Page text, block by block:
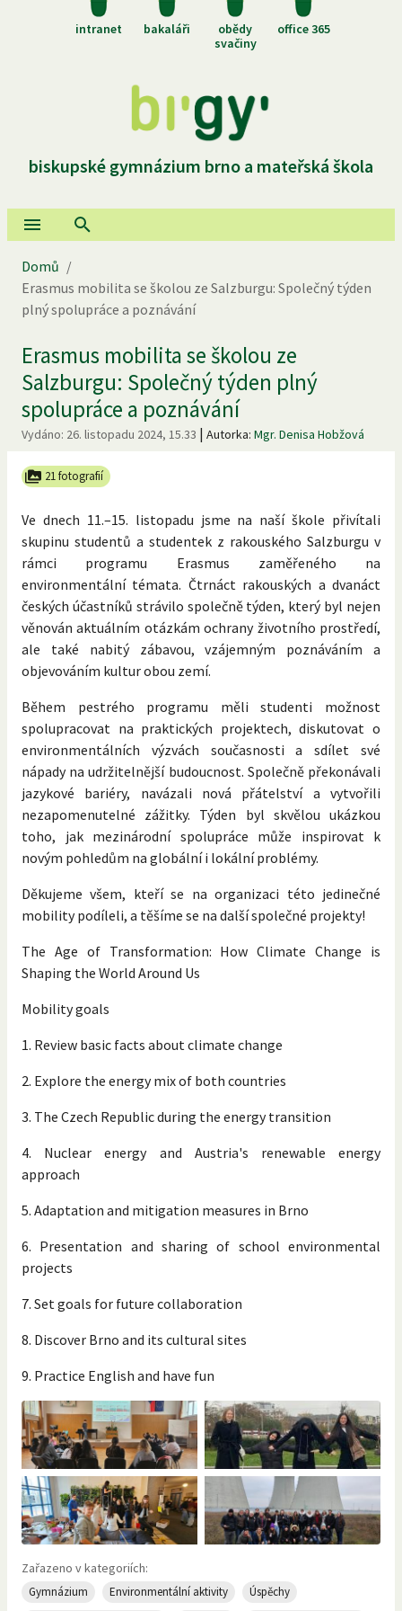
intranet bakaláři
obědy
svačiny
office 365
biskupské gymnázium brno a mateřská škola
Domů /
Erasmus mobilita se školou ze Salzburgu: Společný týden
plný spolupráce a poznávání
Erasmus mobilita se školou ze
Salzburgu: Společný týden plný
spolupráce a poznávání
Vydáno: 26. listopadu 2024, 15.33 | Autorka: Mgr. Denisa Hobžová
21 fotografií
Ve dnech 11.–15. listopadu jsme na naší škole přivítali
skupinu studentů a studentek z rakouského Salzburgu v
rámci programu Erasmus zaměřeného na
environmentální témata. Čtrnáct rakouských a dvanáct
českých účastníků strávilo společně týden, který byl nejen
věnován aktuálním otázkám ochrany životního prostředí,
ale také nabitý zábavou, vzájemným poznáváním a
objevováním kultur obou zemí.
Během pestrého programu měli studenti možnost
spolupracovat na praktických projektech, diskutovat o
environmentálních výzvách současnosti a sdílet své
nápady na udržitelnější budoucnost. Společně překonávali
jazykové bariéry, navázali nová přátelství a vytvořili
nezapomenutelné zážitky. Týden byl skvělou ukázkou
toho, jak mezinárodní spolupráce může inspirovat k
novým pohledům na globální i lokální problémy.
Děkujeme všem, kteří se na organizaci této jedinečné
mobility podíleli, a těšíme se na další společné projekty!
The Age of Transformation: How Climate Change is
Shaping the World Around Us
Mobility goals
1. Review basic facts about climate change
2. Explore the energy mix of both countries
3. The Czech Republic during the energy transition
4. Nuclear energy and Austria's renewable energy
approach
5. Adaptation and mitigation measures in Brno
6. Presentation and sharing of school environmental
projects
7. Set goals for future collaboration
8. Discover Brno and its cultural sites
9. Practice English and have fun
Zařazeno v kategoriích:
Gymnázium Environmentální aktivity Úspěchy